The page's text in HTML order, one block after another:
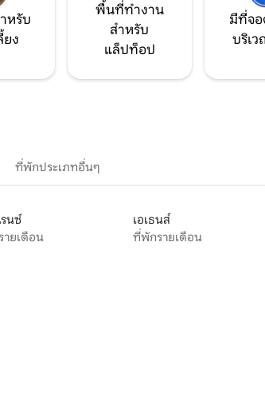
หรับ
ยง
พื้นที่ทำงาน
สำหรับ
แล็ปท็อป
มีที่จ
บริเ
ที่พักประเภทอื่นๆ
นซ์
ยเดือน
เอเธนส์
ที่พักรายเดือน